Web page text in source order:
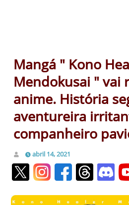
Mangá " Kono
Mendokusai " vai
anime. História
aventureira
companheiro
abril 14, 2021